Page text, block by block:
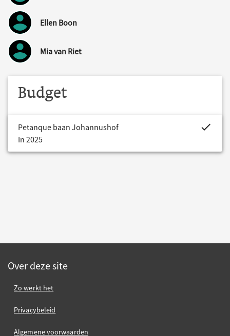
Ellen Boon
Mia van Riet
Budget
Petanque baan Johannushof
In 2025
Over deze site
Zo werkt het
Privacybeleid
Algemene voorwaarden